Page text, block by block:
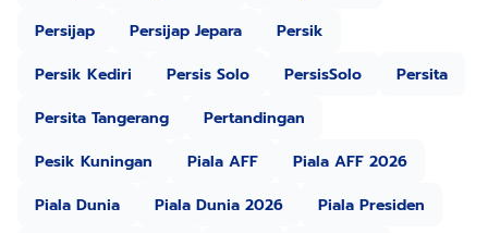
Persijap
Persijap Jepara
Persik
Persik Kediri
Persis Solo PersisSolo
Persita
Persita Tangerang
Pertandingan
Pesik Kuningan
Piala AFF
Piala AFF 2026
Piala Dunia
Piala Dunia 2026
Piala Presiden